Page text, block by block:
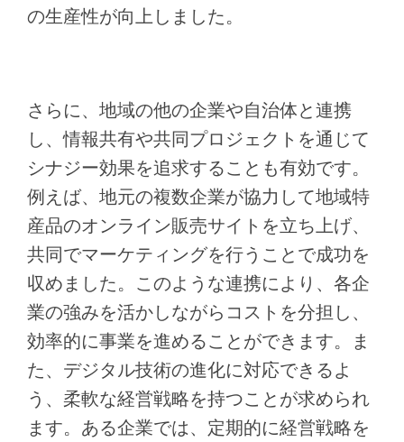
の生産性が向上しました。
さらに、地域の他の企業や自治体と連携
し、情報共有や共同プロジェクトを通じて
シナジー効果を追求することも有効です。
例えば、地元の複数企業が協力して地域特
産品のオンライン販売サイトを立ち上げ、
共同でマーケティングを行うことで成功を
収めました。このような連携により、各企
業の強みを活かしながらコストを分担し、
効率的に事業を進めることができます。ま
た、デジタル技術の進化に対応できるよ
う、柔軟な経営戦略を持つことが求められ
ます。ある企業では、定期的に経営戦略を